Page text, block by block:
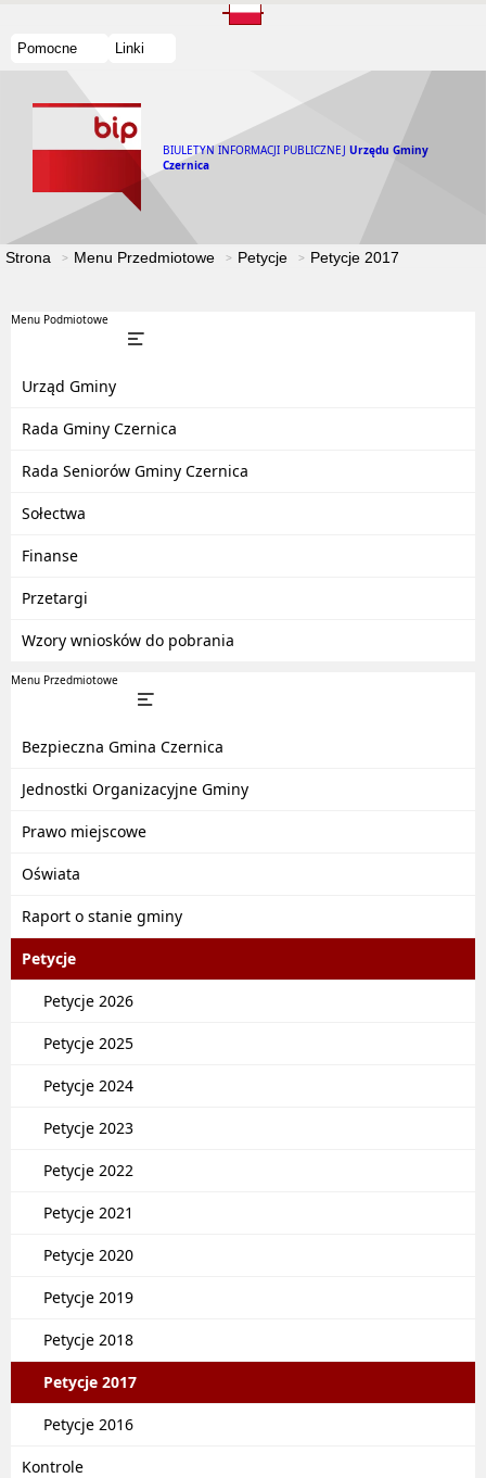
Pomocne Linki
BIULETYN INFORMACJI PUBLICZNEJ Urzędu Gminy
Czernica
Strona Menu Przedmiotowe Petycje Petycje 2017
Menu Podmiotowe
Urząd Gminy
Rada Gminy Czernica
Rada Seniorów Gminy Czernica
Sołectwa
Finanse
Przetargi
Wzory wniosków do pobrania
Menu Przedmiotowe
Bezpieczna Gmina Czernica
Jednostki Organizacyjne Gminy
Prawo miejscowe
Oświata
Raport o stanie gminy
Petycje
Petycje 2026
Petycje 2025
Petycje 2024
Petycje 2023
Petycje 2022
Petycje 2021
Petycje 2020
Petycje 2019
Petycje 2018
Petycje 2017
Petycje 2016
Kontrole